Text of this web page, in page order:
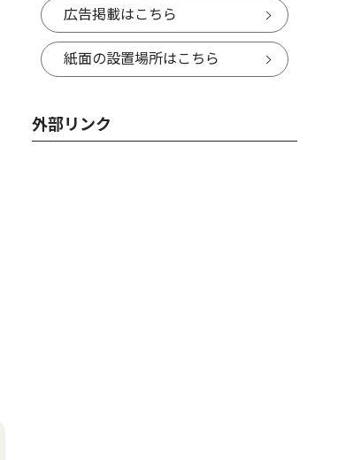
広告掲載はこちら
紙面の設置場所はこちら
外部リンク